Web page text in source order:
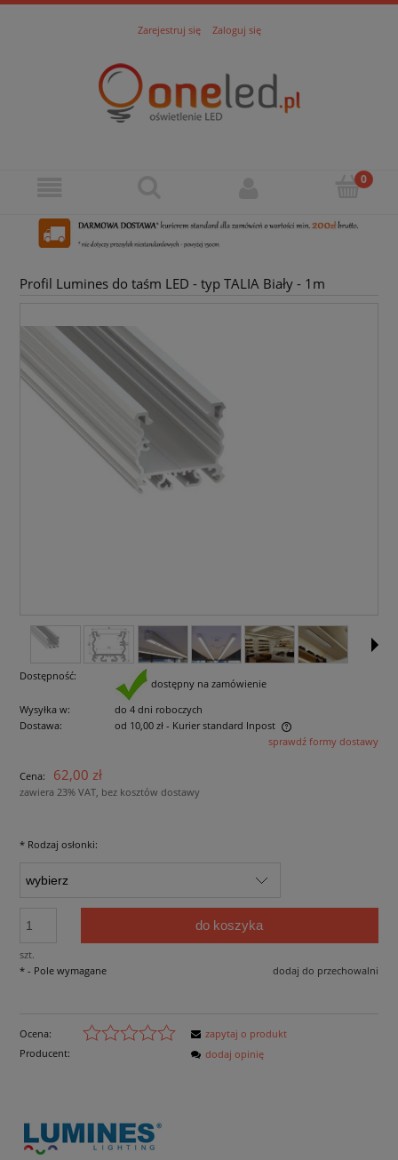
Zarejestruj się Zaloguj się
Profil Lumines do taśm LED - typ TALIA Biały - 1m
Dostępność:
dostępny na zamówienie
Wysyłka w:
do 4 dni roboczych
Dostawa:
od 10,00 zł - Kurier standard Inpost
Cena nie zawiera ewentualnych kosztów płatnościsprawdź formy dostawy
Cena: 62,00 zł
zawiera 23% VAT, bez kosztów dostawy
* Rodzaj osłonki:
szt.
do koszyka
dodaj do przechowalni
* - Pole wymagane
Ocena:
Producent:
zapytaj o produkt
dodaj opinię